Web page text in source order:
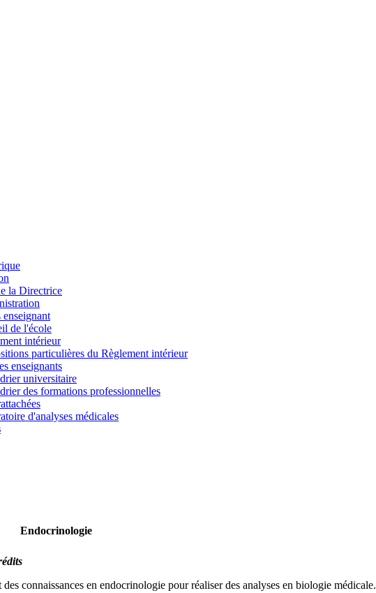
la Directrice
enseignant
de l'école
intérieur
particulières du Règlement intérieur
enseignants
universitaire
des formations professionnelles
d'analyses médicales
Endocrinologie
connaissances en endocrinologie pour réaliser des analyses en biologie médicale.